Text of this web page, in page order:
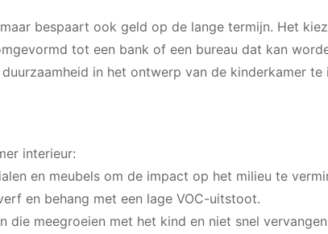
bespaart ook geld op de lange termijn. Het
tot een bank of een bureau dat kan
in het ontwerp van de kinderkamer te
interieur:
en meubels om de impact op het milieu te
en behang met een lage VOC-uitstoot.
die meegroeien met het kind en niet snel